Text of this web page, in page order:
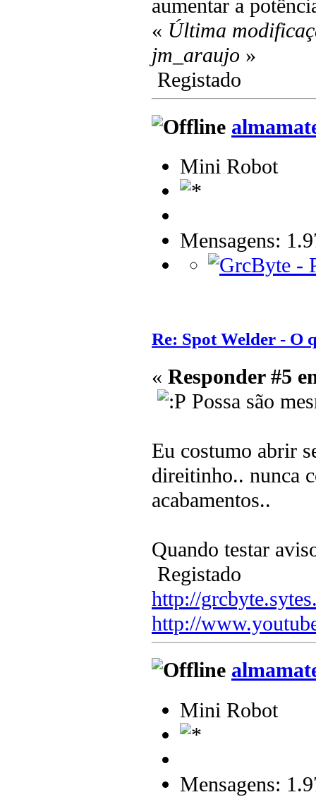
aumentar a
« Última
jm_araujo »
Registado
Mini Robot
Mensagens:
Re: Spot Welder - O
« Responder #5
Possa são
Eu costumo abrir
direitinho.. nunca
acabamentos..
Quando testar
Registado
http://
http://
Mini Robot
Mensagens: